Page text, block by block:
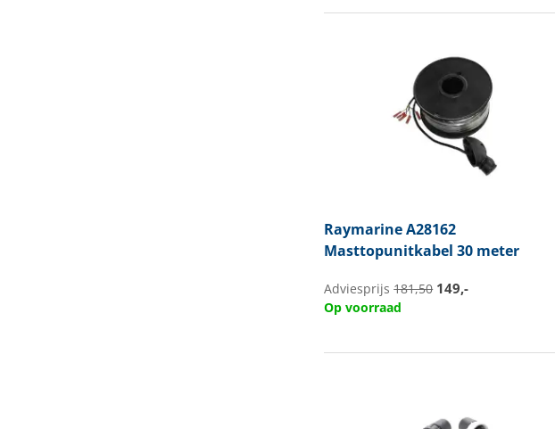
RaymarineA28162
Masttopunitkabel 30 meter
Adviesprijs181,50 149,-
Op voorraad